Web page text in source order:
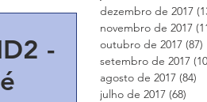
-
dezembro de 2017
novembro de 2017
outubro de 2017 (87)
setembro de 2017
agosto de 2017 (84)
julho de 2017 (68)